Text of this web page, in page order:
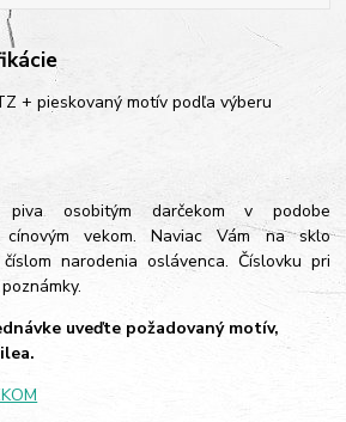
+ pieskovaný motív podľa výberu
piva osobitým darčekom v podobe
vekom. Naviac Vám na sklo
narodenia oslávenca. Číslovku pri
uveďte požadovaný motív,